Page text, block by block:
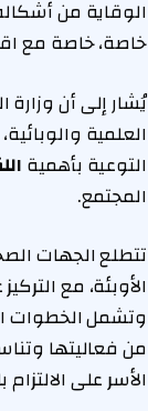
خاصة، خاصة مع
يُشار إلى أن
العلمية
التوعية بأهمية
المجتمع.
تتطلع الجهات
الأوبئة، مع
وتشمل الخطوات
من فعاليتها
الأسر على الالتزام